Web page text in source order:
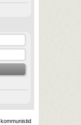
kommunistid